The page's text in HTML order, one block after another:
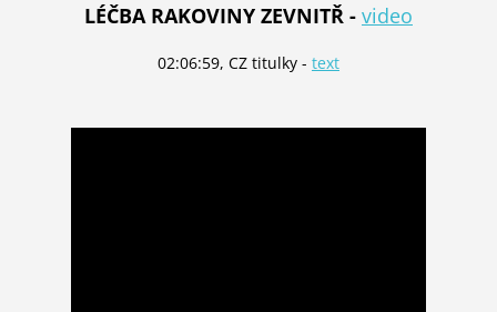
LÉČBA RAKOVINY ZEVNITŘ - video
02:06:59, CZ titulky - text